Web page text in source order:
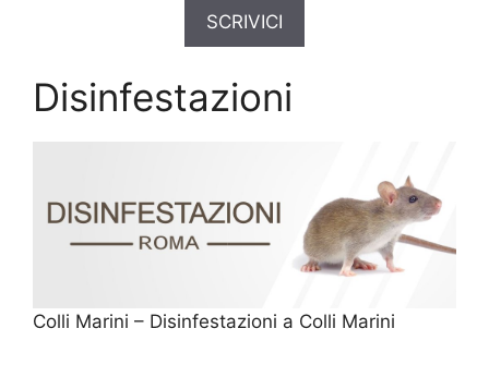
SCRIVICI
Disinfestazioni
Colli Marini – Disinfestazioni a Colli Marini